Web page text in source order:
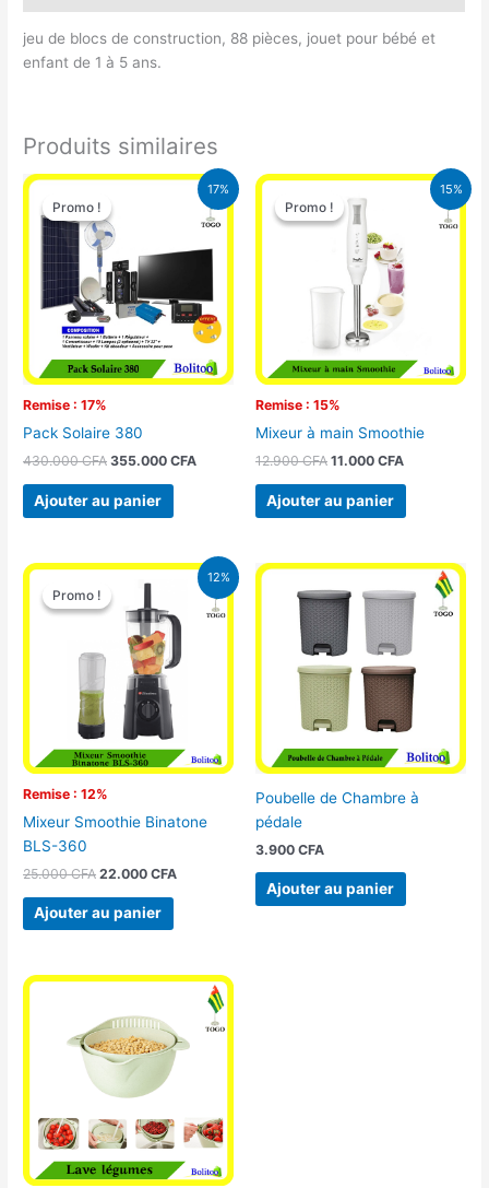
jeu de blocs de construction, 88 pièces, jouet pour bébé et
enfant de 1 à 5 ans.
Produits similaires
17%
Promo !
Remise : 17%
Promo !
Pack Solaire 380
430.000CFA
Le
initial
était :
430.000 CFA.
355.000CFA
Le
prix
actuel
355.000 CFA.
Ajouter au panier
15%
Promo !
Remise : 15%
Promo !
Mixeur à main Smoothie
12.900CFA
Le
prix
initial
était :
12.900 CFA.
11.000 CFA
Le
Ajouter au panier
12%
Promo !
Remise : 12%
Promo !
Mixeur Smoothie Binatone
BLS-360
25.000CFA
Le
prix
initial
était :
25.000 CFA.
22.000CFA
Le
prix
actuel
est :
Ajouter au panier
Poubelle de Chambre à
pédale
3.900 CFA
Ajouter au panier